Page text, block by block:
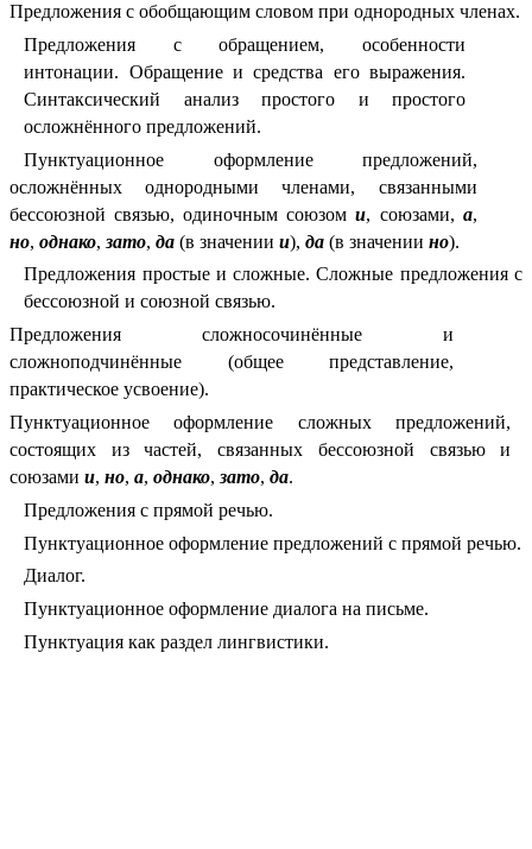
Предложения с обобщающим словом при однородных членах.
Предложения с обращением, особенности
интонации. Обращение и средства его выражения.
Синтаксический анализ простого и простого
осложнённого предложений.
Пунктуационное оформление предложений,
осложнённых однородными членами, связанными
бессоюзной связью, одиночным союзоми, союзами, а,
но, однако, зато, да (в значении и), да (в значении но).
Предложения простые и сложные. Сложные предложения с
бессоюзной и союзной связью.
Предложения сложносочинённые и
сложноподчинённые (общее представление,
практическое усвоение).
Пунктуационное оформление сложных предложений,
состоящих из частей, связанных бессоюзной связью и
союзами и, но, а, однако, зато, да.
Предложения с прямой речью.
Пунктуационное оформление предложений с прямой речью.
Диалог.
Пунктуационное оформление диалога на письме.
Пунктуация как раздел лингвистики.